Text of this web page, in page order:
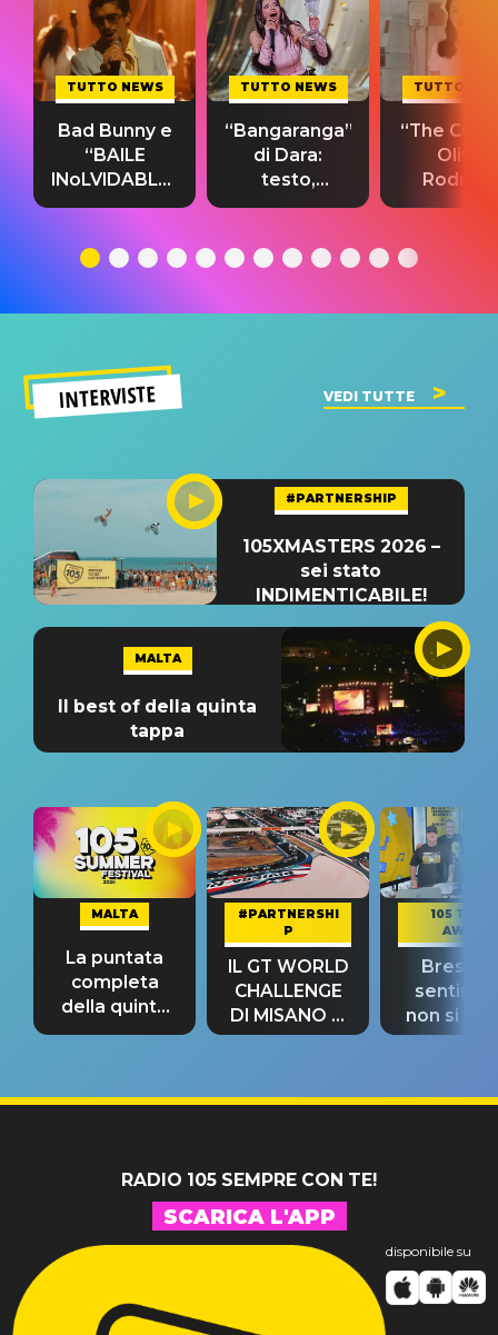
TUTTO NEWS
Bad Bunny e
“BAILE
INoLVIDABLE”:
testo,
significato
TUTTO NEWS
“Bangaranga”
di Dara:
testo,
traduzione e
del singolo
TUTTO
“The
Olivia
testo,
INTERVISTE VEDI TUTTE
#PARTNERSHIP
105XMASTERS 2026 –
sei stato
INDIMENTICABILE!
MALTA
Il best of della quinta
tappa
MALTA
La puntata
completa
della quinta
tappa
#PARTNERSHI
P
IL GT WORLD
CHALLENGE
DI MISANO si
riconferma
105 TAKE
AWAY
Bresh:
non si
fino alla
RADIO 105 SEMPRE CON TE!
SCARICA L'APP
disponibile su